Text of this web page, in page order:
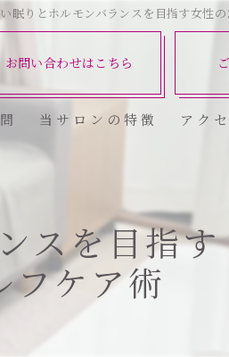
眠りとホルモンバランスを目指す女性
お問い合わせはこちら
当サロンの特徴
美容エステ
アク
スを目指す
フケア術